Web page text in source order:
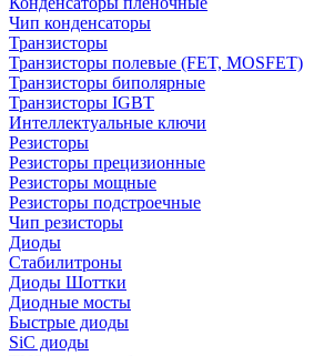
Чип конденсаторы
Транзисторы
Транзисторы полевые (FET, MOSFET)
Транзисторы биполярные
Транзисторы IGBT
Интеллектуальные ключи
Резисторы
Резисторы прецизионные
Резисторы мощные
Резисторы подстроечные
Чип резисторы
Диоды
Стабилитроны
Диоды Шоттки
Диодные мосты
Быстрые диоды
SiC диоды